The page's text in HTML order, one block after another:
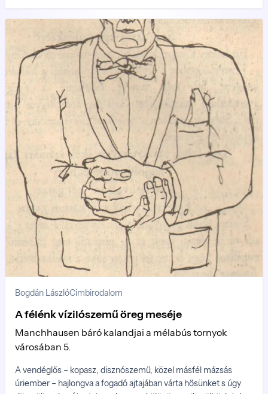
mert most éppen a város történelmében először, az
Antinikotinista párt van hatalmon.
Bogdán LászlóCimbirodalom
A félénk vízilószemű öreg meséje
Manchhausen báró kalandjai a mélabús tornyok
városában 5.
A vendéglős – kopasz, disznószemű, közel másfél mázsás
úriember – hajlongva a fogadó ajtajában várta hősünket s úgy